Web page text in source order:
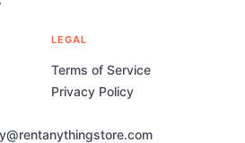
LEGAL
Terms of Service
Privacy Policy